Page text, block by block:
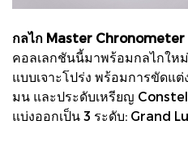
กลไก Master Chronometer
คอลเลกชันนี้มาพร้อมกลไกให
แบบเจาะโปร่ง พร้อมการขัดแ
มน และประดับเหรียญ
แบ่งออกเป็น 3 ระดับ: Grand